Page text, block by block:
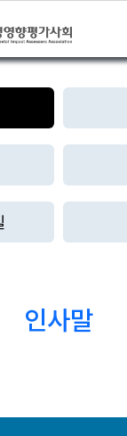
인사말